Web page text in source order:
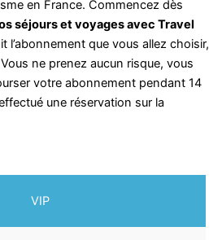
en France. Commencez dès
séjours et voyages avec Travel
l’abonnement que vous allez choisir,
ne prenez aucun risque, vous
votre abonnement pendant 14
une réservation sur la
VIP